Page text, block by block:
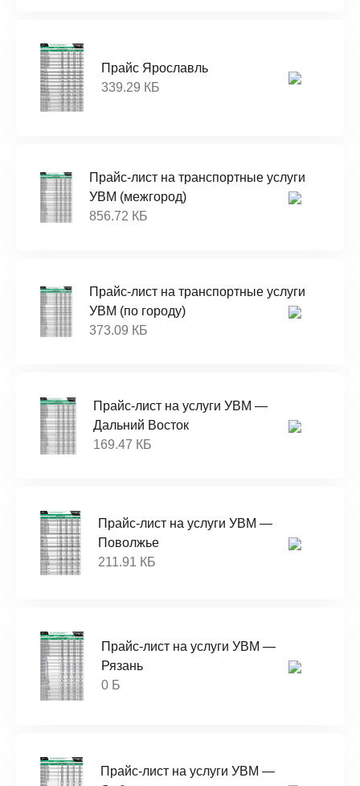
Прайс Ярославль
339.29 КБ
Прайс-лист на транспортные услуги
УВМ (межгород)
856.72 КБ
Прайс-лист на транспортные услуги
УВМ (по городу)
373.09 КБ
Прайс-лист на услуги УВМ —
Дальний Восток
169.47 КБ
Прайс-лист на услуги УВМ —
Поволжье
211.91 КБ
Прайс-лист на услуги УВМ —
Рязань
0 Б
Прайс-лист на услуги УВМ —